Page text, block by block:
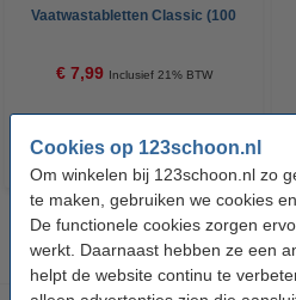
Cookies op 123schoon.nl
Om winkelen bij 123schoon.nl zo
te maken, gebruiken we cookies
De functionele cookies zorgen
werkt. Daarnaast hebben ze een
helpt de website continu te
Vaatwastabletten Classic (100
€ 7,99 Inclusief 21% BTW